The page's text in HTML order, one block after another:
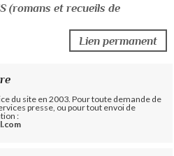
(romans et recueils de
Lien permanent
du site en 2003. Pour toute demande de
presse, ou pour tout envoi de
: